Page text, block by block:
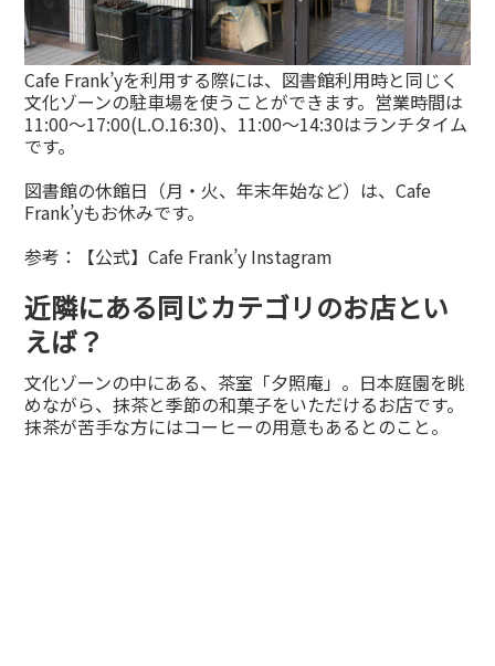
Cafe Frank’yを利用する際には、図書館利用時と同じく
文化ゾーンの駐車場を使うことができます。営業時間は
11:00〜17:00(L.O.16:30)、11:00〜14:30はランチタイム
です。
図書館の休館日（月・火、年末年始など）は、Cafe
Frank’yもお休みです。
参考：
【公式】Cafe Frank’y Instagram
近隣にある同じカテゴリのお店とい
えば？
文化ゾーンの中にある、茶室「夕照庵」。日本庭園を眺
めながら、抹茶と季節の和菓子をいただけるお店です。
抹茶が苦手な方にはコーヒーの用意もあるとのこと。